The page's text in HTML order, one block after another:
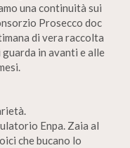
una continuità sui
Prosecco doc
di vera raccolta
in avanti e alle
Enpa. Zaia al
che bucano lo